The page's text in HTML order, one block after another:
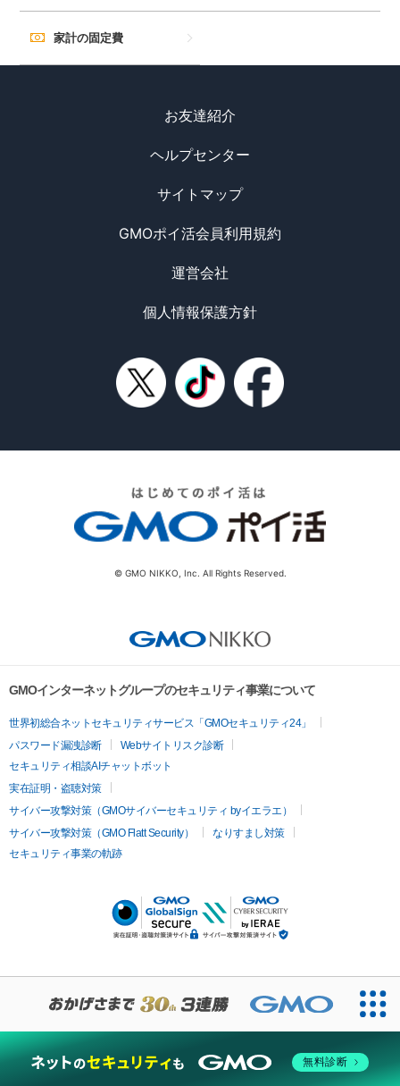
家計の固定費
お友達紹介
ヘルプセンター
サイトマップ
GMOポイ活会員利用規約
運営会社
個人情報保護方針
© GMO NIKKO, Inc. All Rights Reserved.
GMOインターネットグループのセキュリティ事業について
世界初総合ネットセキュリティサービス「GMOセキュリティ24」
パスワード漏洩診断
Webサイトリスク診断
セキュリティ相談AIチャットボット
実在証明・盗聴対策
サイバー攻撃対策（GMOサイバーセキュリティ byイエラエ）
サイバー攻撃対策（GMO Flatt Security）
なりすまし対策
セキュリティ事業の軌跡
無料診断